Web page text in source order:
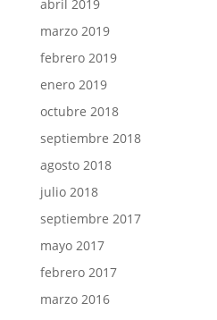
abril 2019
marzo 2019
febrero 2019
enero 2019
octubre 2018
septiembre 2018
agosto 2018
julio 2018
septiembre 2017
mayo 2017
febrero 2017
marzo 2016